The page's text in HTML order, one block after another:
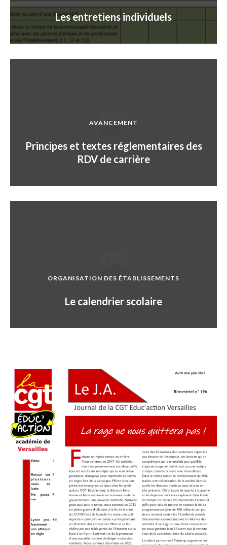
Les entretiens individuels
AVANCEMENT
Principes et textes réglementaires des
RDV de carrière
ORGANISATION DES ÉTABLISSEMENTS
Le calendrier scolaire